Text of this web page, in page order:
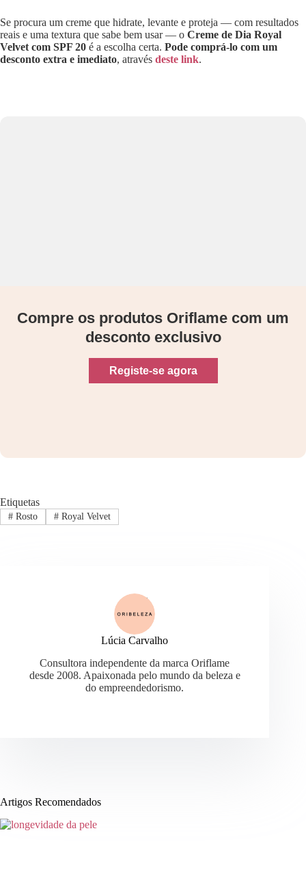
Se procura um creme que hidrate, levante e proteja — com resultados
reais e uma textura que sabe bem usar — o Creme de Dia Royal
Velvet com SPF 20 é a escolha certa. Pode comprá-lo com um
desconto extra e imediato, através deste link.
Compre os produtos Oriflame com um
desconto exclusivo
Registe-se agora
Etiquetas
#Rosto #Royal Velvet
Lúcia Carvalho
Consultora independente da marca Oriflame
desde 2008. Apaixonada pelo mundo da beleza e
do empreendedorismo.
Artigos Recomendados